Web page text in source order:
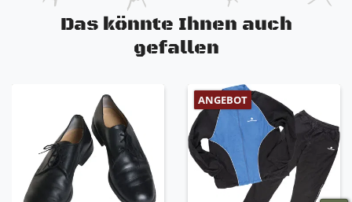
Das könnte Ihnen auch
gefallen
ANGEBOT